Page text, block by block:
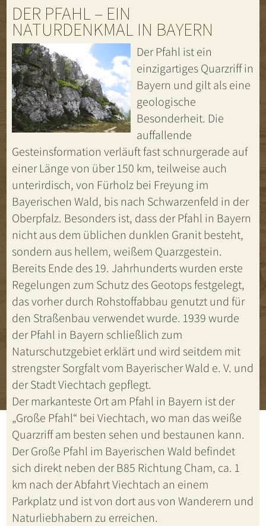
DER PFAHL – EIN
NATURDENKMAL IN BAYERN
Der Pfahl ist ein
einzigartiges Quarzriff in
Bayern und gilt als eine
geologische
Besonderheit. Die
auffallende
Gesteinsformation verläuft fast schnurgerade auf
einer Länge von über 150 km, teilweise auch
unterirdisch, von Fürholz bei Freyung im
Bayerischen Wald, bis nach Schwarzenfeld in der
Oberpfalz. Besonders ist, dass der Pfahl in Bayern
nicht aus dem üblichen dunklen Granit besteht,
sondern aus hellem, weißem Quarzgestein.
Bereits Ende des 19. Jahrhunderts wurden erste
Regelungen zum Schutz des Geotops festgelegt,
das vorher durch Rohstoffabbau genutzt und für
den Straßenbau verwendet wurde. 1939 wurde
der Pfahl in Bayern schließlich zum
Naturschutzgebiet erklärt und wird seitdem mit
strengster Sorgfalt vom Bayerischer Wald e. V. und
der Stadt Viechtach gepflegt.
Der markanteste Ort am Pfahl in Bayern ist der
„Große Pfahl“ bei Viechtach, wo man das weiße
Quarzriff am besten sehen und bestaunen kann.
Der Große Pfahl im Bayerischen Wald befindet
sich direkt neben der B85 Richtung Cham, ca. 1
km nach der Abfahrt Viechtach an einem
Parkplatz und ist von dort aus von Wanderern und
Naturliebhabern zu erreichen.